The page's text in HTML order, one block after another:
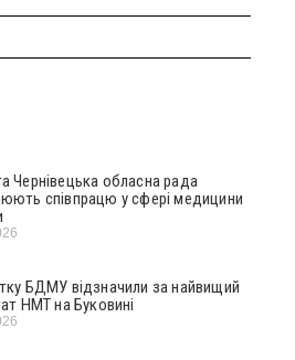
Чернівецька обласна рада
співпрацю у сфері медицини
БДМУ відзначили за найвищий
НМТ на Буковині